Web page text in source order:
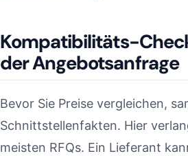
Kompatibilitäts-
der Angebotsanfrage
Bevor Sie Preise vergleichen,
Schnittstellenfakten. Hier
meisten RFQs. Ein Lieferant